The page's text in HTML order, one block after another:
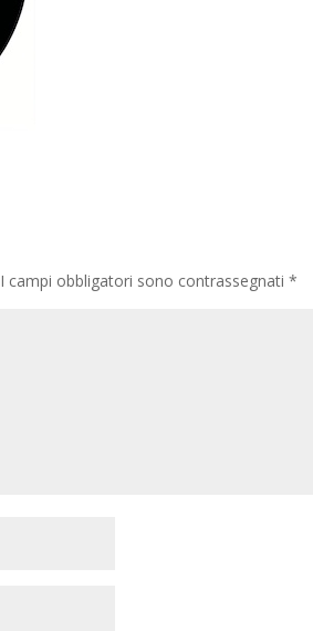
I campi obbligatori sono contrassegnati*